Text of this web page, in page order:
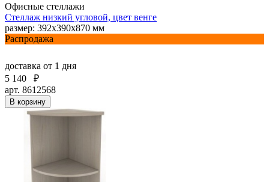
Офисные стеллажи
Стеллаж низкий угловой, цвет венге
размер: 392х390х870 мм
Распродажа
доставка от 1 дня
5 140
₽
арт. 8612568
В корзину